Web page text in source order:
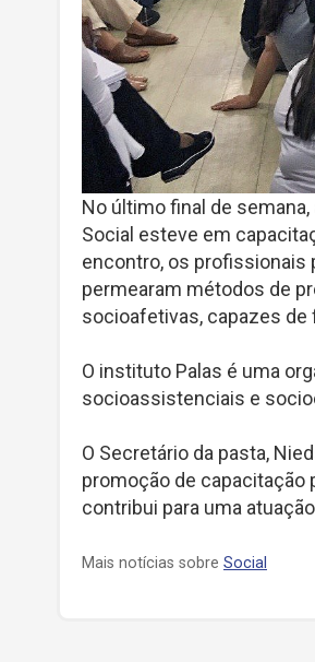
No último final de
Social esteve em
encontro, os profissionais
permearam métodos de
socioafetivas, capazes
O instituto Palas é uma
socioassistenciais e
O Secretário da pasta,
promoção de capacitação
contribui para uma
Mais notícias sobre Social